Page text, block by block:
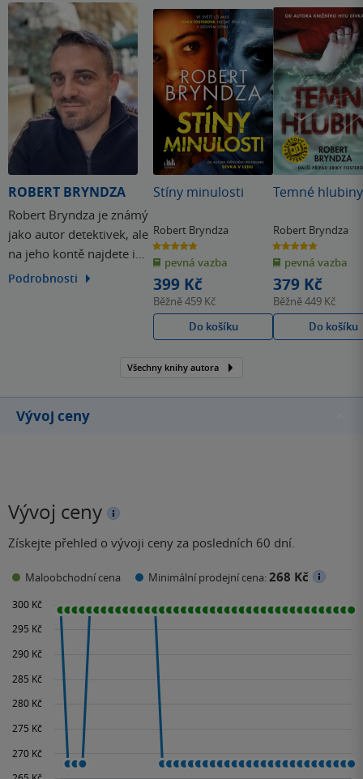
thrillerům a doporučuji k přečtení.
ROBERT BRYNDZA
Robert Bryndza je známý
jako autor detektivek, ale
na jeho kontě najdete i
knihy z žánru
jeho snem bylo napsat
mu také splnilo. V jeho…
Podrobnosti
Stíny minulosti
Robert Bryndza
4.8
z
5
hvězdiček
pevná vazba
399 Kč
Běžně459 Kč
Do košíku
Temné hlubiny
Robert Bryndza
4.8
z
5
hvězdiček
pevná vazba
379 Kč
Běžně449 Kč
Do košíku
Všechny knihy autora
Vývoj ceny
Vývoj ceny
Získejte přehled o vývoji ceny za posledních 60 dní.
Maloobchodní cena Minimální prodejní cena:268 Kč